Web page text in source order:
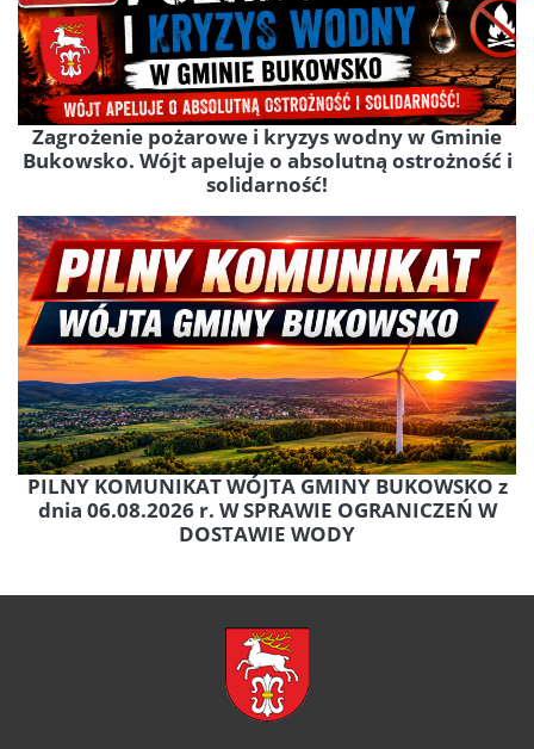
Zagrożenie pożarowe i kryzys wodny w Gminie
Bukowsko. Wójt apeluje o absolutną ostrożność i
solidarność!
PILNY KOMUNIKAT WÓJTA GMINY BUKOWSKO z
dnia 06.08.2026 r. W SPRAWIE OGRANICZEŃ W
DOSTAWIE WODY